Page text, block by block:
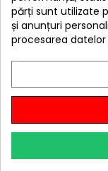
Butelie
incarcatura
părți sunt utilizate
și anunțuri
procesarea datelor